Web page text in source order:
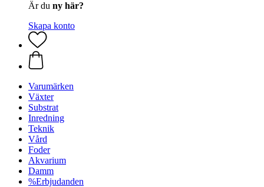
Är du ny här?
Skapa konto
Varumärken
Växter
Substrat
Inredning
Teknik
Vård
Foder
Akvarium
Damm
%Erbjudanden